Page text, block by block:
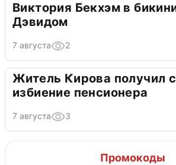
Виктория Бекхэм в
Дэвидом
7 августа 2
Житель Кирова получил
избиение пенсионера
7 августа 3
Промокоды